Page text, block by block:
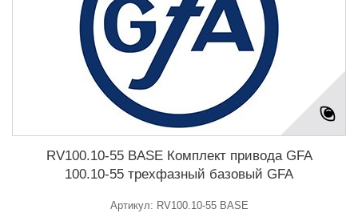
RV100.10-55 BASE Комплект привода GFA
100.10-55 трехфазный базовый GFA
Артикул: RV100.10-55 BASE